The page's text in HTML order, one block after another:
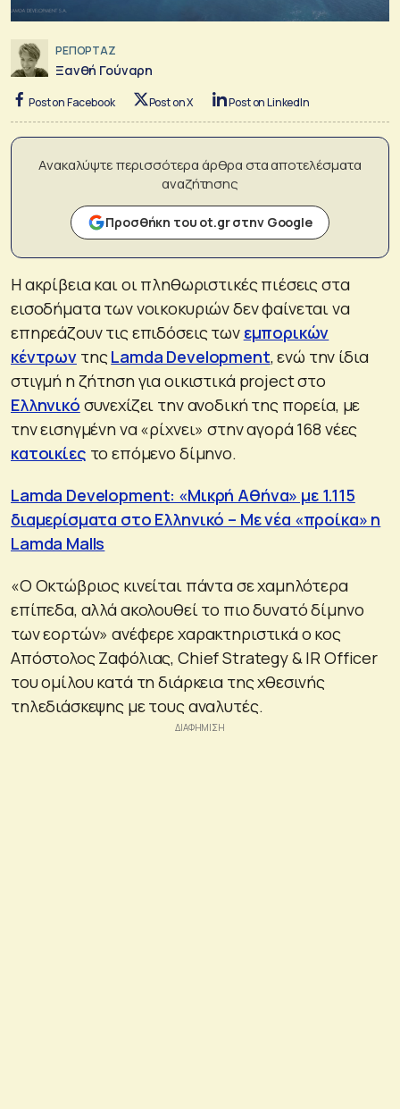
ΡΕΠΟΡΤΑΖ
Ξανθή Γούναρη
Post on Facebook Post on X Post on LinkedIn
Ανακαλύψτε περισσότερα άρθρα στα αποτελέσματα
αναζήτησης
Προσθήκη του ot.gr στην Google
Η ακρίβεια και οι πληθωριστικές πιέσεις στα
εισοδήματα των νοικοκυριών δεν φαίνεται να
επηρεάζουν τις επιδόσεις των εμπορικών
κέντρωντηςLamda Development, ενώ την ίδια
στιγμή η ζήτηση για οικιστικά project στο
Ελληνικό συνεχίζει την ανοδική της πορεία, με
την εισηγμένη να «ρίχνει» στην αγορά 168 νέες
κατοικίες το επόμενο δίμηνο.
Lamda Development: «Μικρή Αθήνα» με 1.115
διαμερίσματα στο Ελληνικό – Με νέα «προίκα» η
Lamda Malls
«Ο Οκτώβριος κινείται πάντα σε χαμηλότερα
επίπεδα, αλλά ακολουθεί το πιο δυνατό δίμηνο
των εορτών» ανέφερε χαρακτηριστικά ο κος
Απόστολος Ζαφόλιας, Chief Strategy & IR Officer
του ομίλου κατά τη διάρκεια της χθεσινής
τηλεδιάσκεψης με τους αναλυτές.